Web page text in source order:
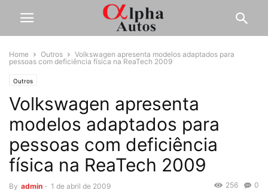
Home Outros
Volkswagen apresenta modelos adaptados para
pessoas com deficiência física na ReaTech 2009
Outros
Volkswagen apresenta
modelos adaptados para
pessoas com deficiência
física na ReaTech 2009
By admin - 1 de abril de 2009 0
256